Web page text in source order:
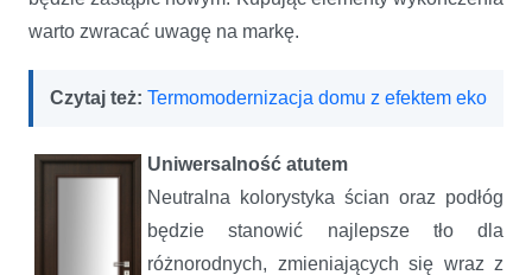
warto zwracać uwagę na markę.
Czytaj też: Termomodernizacja domu z efektem eko
Uniwersalność atutem
Neutralna kolorystyka ścian oraz podłóg
będzie stanowić najlepsze tło dla
różnorodnych, zmieniających się wraz z